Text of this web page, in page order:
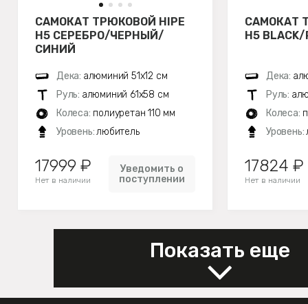
САМОКАТ ТРЮКОВОЙ HIPE
H5 СЕРЕБРО/ЧЕРНЫЙ/
СИНИЙ
Дека: алюминий 51х12 см
Руль: алюминий 61х58 см
Колеса: полиуретан 110 мм
Уровень:любитель
17999 ₽
Нет в наличии
Уведомить о
поступлении
САМОКАТ
H5 BLACK/
Дека:
Руль:
Колеса:
Уровень:
17824 ₽
Нет в наличии
Показать еще